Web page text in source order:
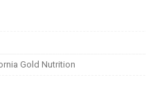
Gold Nutrition